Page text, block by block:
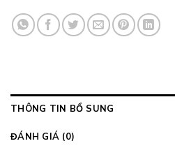
THÔNG TIN BỔ SUNG
ĐÁNH GIÁ (0)